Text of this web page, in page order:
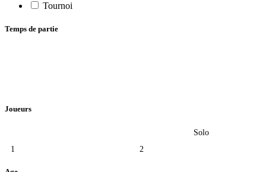
Tournoi
Temps de partie
Joueurs
Solo
1
2